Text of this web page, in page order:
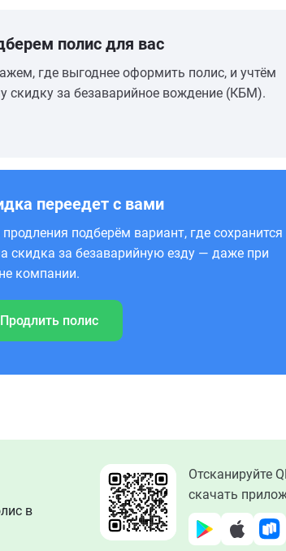
полис для вас
где выгоднее оформить полис, и учтём
скидку за безаварийное вождение (КБМ).
переедет с вами
подберём вариант, где сохранится
скидка за безаварийную езду — даже при
компании.
Продлить полис
в
Отсканируйте
скачать